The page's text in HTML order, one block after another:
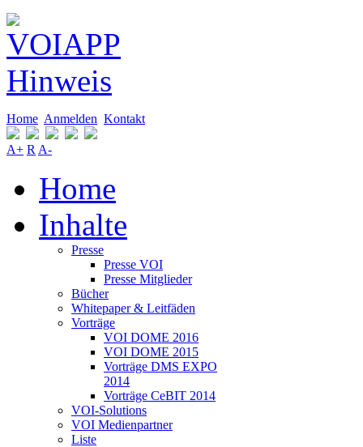
Home Anmelden Kontakt
A+ R A-
Home
Inhalte
Presse
Presse VOI
Presse Mitglieder
Bücher
Whitepaper & Leitfäden
Vorträge
VOI DOME 2016
VOI DOME 2015
Vorträge DMS EXPO
2014
Vorträge CeBIT 2014
VOI-Solutions
VOI Medienpartner
Liste